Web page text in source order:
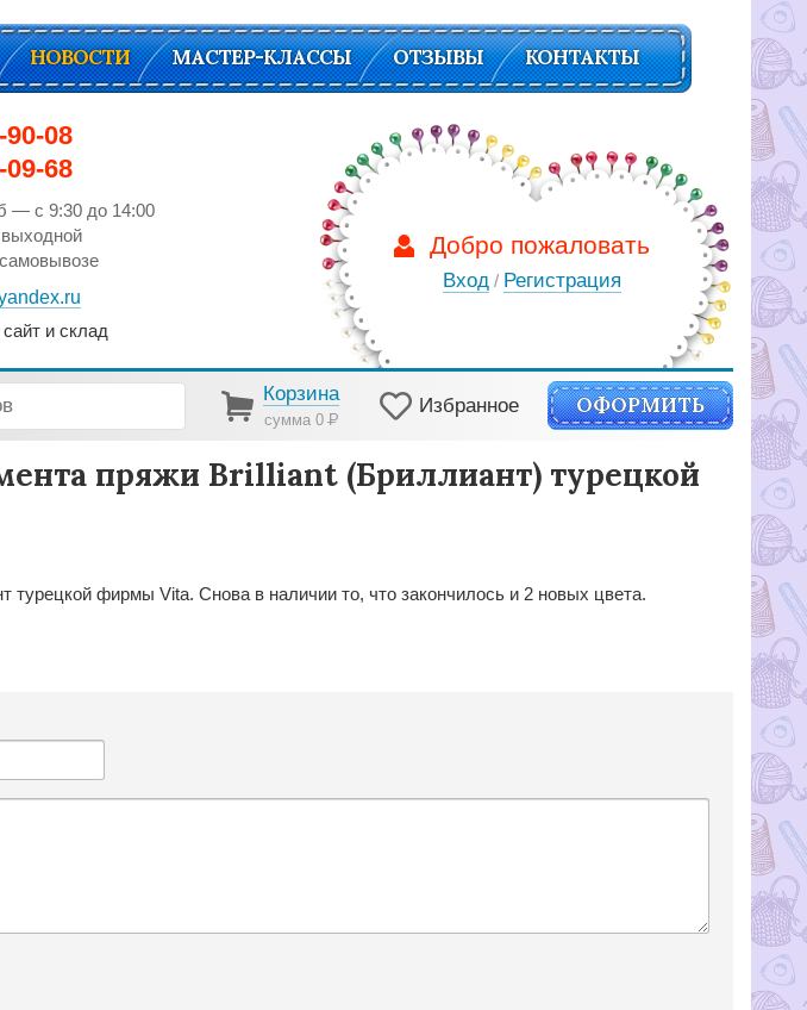
90-08
09-68
— с 9:30 до 14:00
и склад
НОВОСТИ МАСТЕР-КЛАССЫ ОТЗЫВЫ КОНТАКТЫ
Добро пожаловать
Вход / Регистрация
Корзина
сумма 0Р
Избранное ОФОРМИТЬ
пряжи Brilliant (Бриллиант) турецкой
турецкой фирмы Vita. Снова в наличии то, что закончилось и 2 новых цвета.